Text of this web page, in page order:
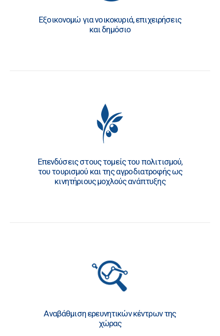
Εξοικονομώ για νοικοκυριά, επιχειρήσεις
και δημόσιο
Επενδύσεις στους τομείς του πολιτισμού,
του τουρισμού και της αγροδιατροφής ως
κινητήριους μοχλούς ανάπτυξης
Αναβάθμιση ερευνητικών κέντρων της
χώρας